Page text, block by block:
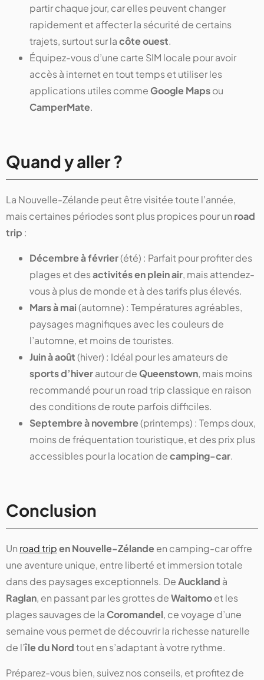
partir chaque jour, car elles peuvent changer
rapidement et affecter la sécurité de certains
trajets, surtout sur lacôte ouest.
Équipez-vous d’une carte SIM locale pour avoir
accès à internet en tout temps et utiliser les
applications utiles comme Google Mapsou
CamperMate.
Quand y aller ?
La Nouvelle-Zélande peut être visitée toute l’année,
mais certaines périodes sont plus propices pour un road
trip :
Décembre à février(été) : Parfait pour profiter des
plages et desactivités en plein air, mais attendez-
vous à plus de monde et à des tarifs plus élevés.
Mars à mai(automne) : Températures agréables,
paysages magnifiques avec les couleurs de
l’automne, et moins de touristes.
Juin à août(hiver) : Idéal pour les amateurs de
sports d’hiverautour de Queenstown, mais moins
recommandé pour un road trip classique en raison
des conditions de route parfois difficiles.
Septembre à novembre(printemps) : Temps doux,
moins de fréquentation touristique, et des prix plus
accessibles pour la location decamping-car.
Conclusion
Un road tripen Nouvelle-Zélandeen camping-car offre
une aventure unique, entre liberté et immersion totale
dans des paysages exceptionnels. DeAuckland à
Raglan, en passant par les grottes deWaitomoet les
plages sauvages de la Coromandel, ce voyage d’une
semaine vous permet de découvrir la richesse naturelle
de l’île du Nordtout en s’adaptant à votre rythme.
Préparez-vous bien, suivez nos conseils, et profitez de